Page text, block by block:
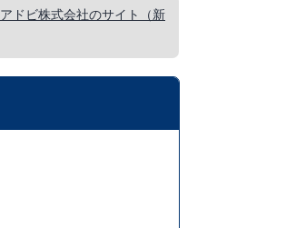
アドビ株式会社のサイト（新